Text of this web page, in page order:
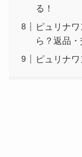
る！
ピュリナ
ら？返品
ピュリナ